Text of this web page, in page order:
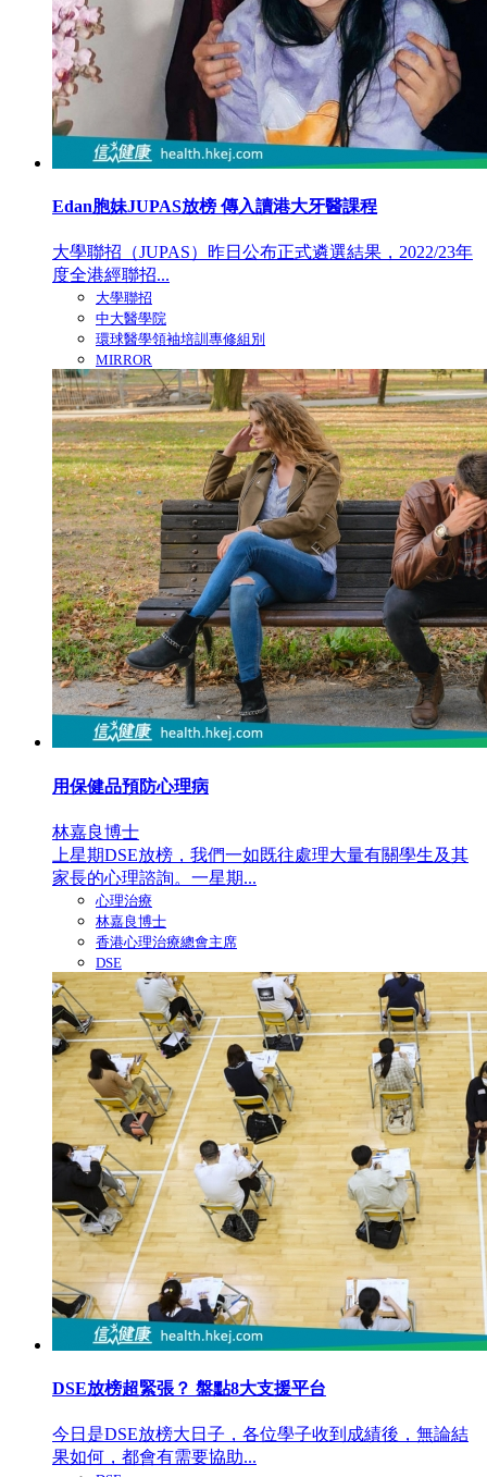
Edan胞妹JUPAS放榜 傳入讀港大牙醫課程
大學聯招（JUPAS）昨日公布正式遴選結果，2022/23年
度全港經聯招...
大學聯招
中大醫學院
環球醫學領袖培訓專修組別
MIRROR
用保健品預防心理病
林嘉良博士
上星期DSE放榜，我們一如既往處理大量有關學生及其
家長的心理諮詢。一星期...
心理治療
林嘉良博士
香港心理治療總會主席
DSE
DSE放榜超緊張？ 盤點8大支援平台
今日是DSE放榜大日子，各位學子收到成績後，無論結
果如何，都會有需要協助...